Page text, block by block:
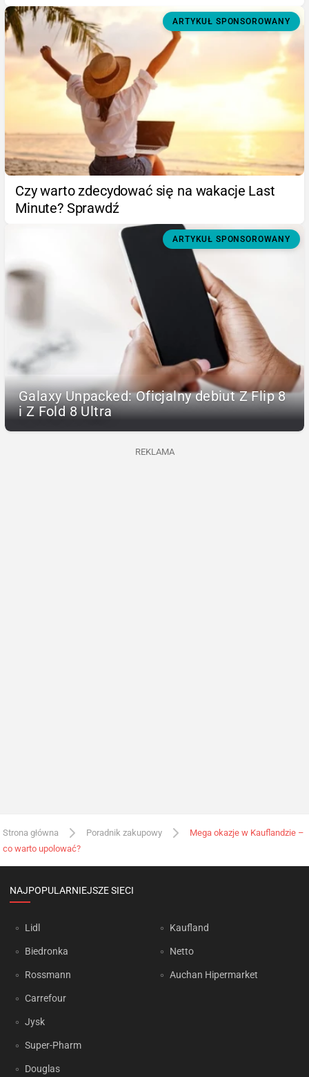
ARTYKUŁ SPONSOROWANY
Czy warto zdecydować się na wakacje Last
Minute? Sprawdź
ARTYKUŁ SPONSOROWANY
Galaxy Unpacked: Oficjalny debiut Z Flip 8
i Z Fold 8 Ultra
REKLAMA
Strona główna Poradnik zakupowy
Mega okazje w Kauflandzie –
co warto upolować?
NAJPOPULARNIEJSZE SIECI
Lidl
Biedronka
Rossmann
Carrefour
Jysk
Super-Pharm
Douglas
Kaufland
Netto
Auchan Hipermarket